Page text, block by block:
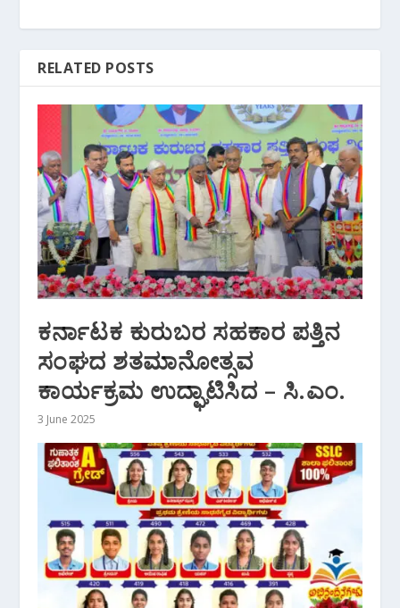
RELATED POSTS
ಕರ್ನಾಟಕ ಕುರುಬರ ಸಹಕಾರ ಪತ್ತಿನ
ಸಂಘದ ಶತಮಾನೋತ್ಸವ
ಕಾರ್ಯಕ್ರಮ ಉದ್ಘಾಟಿಸಿದ – ಸಿ.ಎಂ.
3 June 2025